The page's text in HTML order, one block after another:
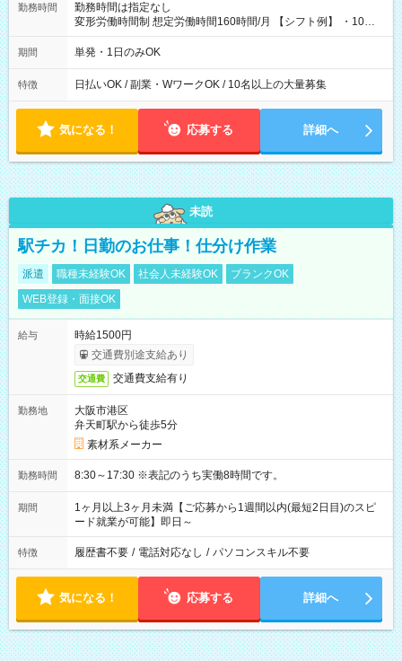
勤務時間
勤務時間は指定なし
変形労働時間制 想定労働時間160時間/月 【シフト例】 ・10：
00～20：00
期間 単発・1日のみOK
特徴 日払いOK / 副業・WワークOK / 10名以上の大量募集
気になる！ 応募する 詳細へ
未読
駅チカ！日勤のお仕事！仕分け作業
派遣 職種未経験OK 社会人未経験OK
ブランクOK
WEB登録・面接OK
給与
時給1500円
交通費別途支給あり
交通費 交通費支給有り
勤務地
大阪市港区
弁天町駅から徒歩5分
素材系メーカー
勤務時間 8:30～17:30 ※表記のうち実働8時間です。
期間
1ヶ月以上3ヶ月未満【ご応募から1週間以内(最短2日目)のスピ
ード就業が可能】即日～
特徴 履歴書不要 / 電話対応なし / パソコンスキル不要
気になる！ 応募する 詳細へ